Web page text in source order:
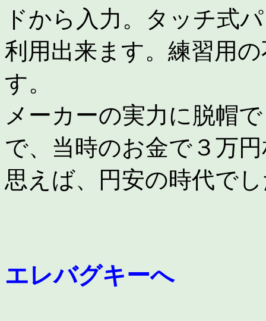
ドから入力。タッチ式
利用出来ます。練習用
す。
メーカーの実力に脱帽
で、当時のお金で３万
思えば、円安の時代で
エレバグキーへ